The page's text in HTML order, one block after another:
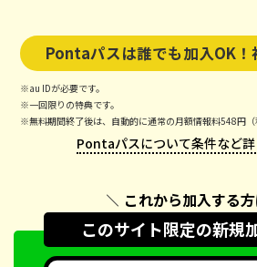
Pontaパスは誰でも加入OK！
※au IDが必要です。
※一回限りの特典です。
※無料期間終了後は、自動的に通常の月額情報料548円（
Pontaパスについて条件など
これから加入する
このサイト限定の新規